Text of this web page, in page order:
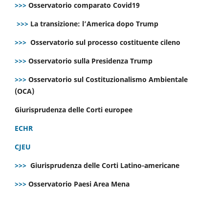
>>> Osservatorio comparato Covid19
>>> La transizione: l’America dopo Trump
>>> Osservatorio sul processo costituente cileno
>>> Osservatorio sulla Presidenza Trump
>>> Osservatorio sul Costituzionalismo Ambientale
(OCA)
Giurisprudenza delle Corti europee
ECHR
CJEU
>>> Giurisprudenza delle Corti Latino-americane
>>> Osservatorio Paesi Area Mena